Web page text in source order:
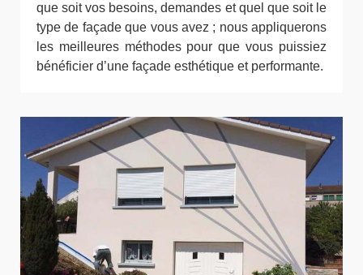
que soit vos besoins, demandes et quel que soit le
type de façade que vous avez ; nous appliquerons
les meilleures méthodes pour que vous puissiez
bénéficier d’une façade esthétique et performante.